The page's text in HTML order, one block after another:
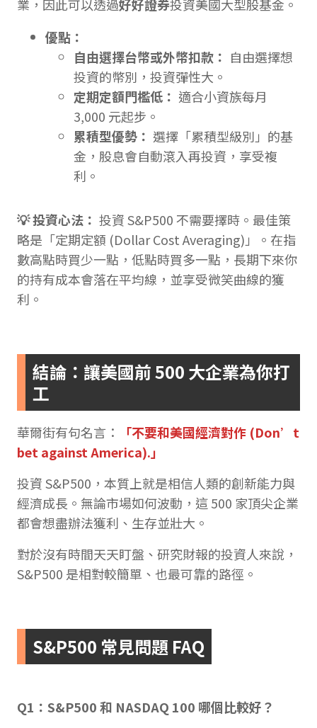
業，因此可以透過好好證券投資美國大型股基金。
優點：
自由選擇台幣或外幣扣款： 自由選擇想
投資的幣別，投資彈性大。
定期定額門檻低： 適合小資族每月
3,000 元起步。
累積型優勢： 選擇「累積型級別」的基
金，股息會自動滾入再投資，享受複
利。
💡 投資心法： 投資 S&P500 不需要擇時。最佳策
略是「定期定額 (Dollar Cost Averaging)」。在指
數高點時買少一點，低點時買多一點，長期下來你
的持有成本會落在平均線，並享受微笑曲線的獲
利。
結論：讓美國前 500 大企業為你打
工
華爾街有句名言：
「不要和美國經濟對作 (Don’t
bet against America).」
投資 S&P500，本質上就是相信人類的創新能力與
經濟成長。無論市場如何波動，這 500 家頂尖企業
都會想盡辦法獲利、生存並壯大。
對於沒有時間天天盯盤、研究財報的投資人來說，
S&P500 是相對較簡單、也最可靠的路徑。
S&P500 常見問題 FAQ
Q1：S&P500 和 NASDAQ 100 哪個比較好？